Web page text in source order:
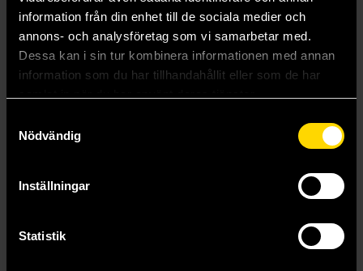
information från din enhet till de sociala medier och
annons- och analysföretag som vi samarbetar med.
Dessa kan i sin tur kombinera informationen med annan
information som du har tillhandahållit eller som de har
Nödvändig
Inställningar
Statistik
Mer från Dick Harrison